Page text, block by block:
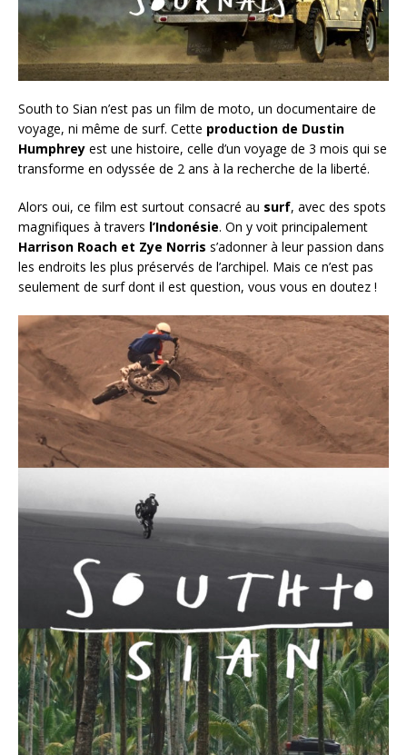
South to Sian n’est pas un film de moto, un documentaire de
voyage, ni même de surf. Cette production de Dustin
Humphrey est une histoire, celle d’un voyage de 3 mois qui se
transforme en odyssée de 2 ans à la recherche de la liberté.
Alors oui, ce film est surtout consacré au surf, avec des spots
magnifiques à travers l’Indonésie. On y voit principalement
Harrison Roach et Zye Norris s’adonner à leur passion dans
les endroits les plus préservés de l’archipel. Mais ce n’est pas
seulement de surf dont il est question, vous vous en doutez !